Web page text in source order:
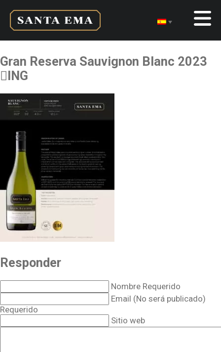
Gran Reserva Sauvignon Blanc 2023
ING
Responder
Nombre Requerido
Email (No será publicado)
Requerido
Sitio web